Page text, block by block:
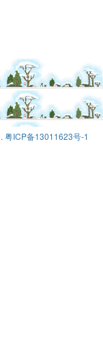
粤ICP备13011623号-1